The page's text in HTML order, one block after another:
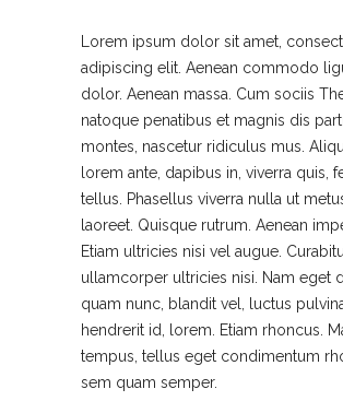
Lorem ipsum dolor sit amet,
adipiscing elit. Aenean commodo
dolor. Aenean massa. Cum sociis
natoque penatibus et magnis dis
montes, nascetur ridiculus mus.
lorem ante, dapibus in, viverra quis,
tellus. Phasellus viverra nulla ut
laoreet. Quisque rutrum. Aenean
Etiam ultricies nisi vel augue.
ullamcorper ultricies nisi. Nam eget
quam nunc, blandit vel, luctus
hendrerit id, lorem. Etiam rhoncus.
tempus, tellus eget condimentum
sem quam semper.